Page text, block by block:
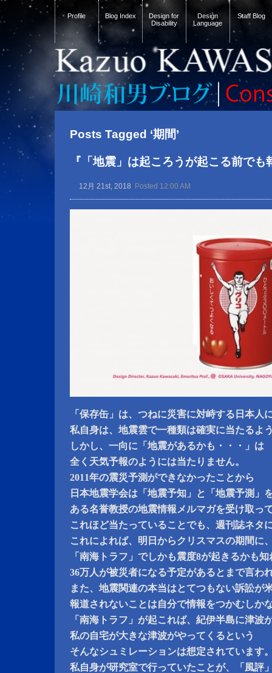
Profile Blog Index
Design for
Disability
Design
Language
Staff Blog
Posts Tagged ‘期間’
『「地震」は起ころうが起こる前でも
12月 21st, 2018 Posted 12:00 AM
「保存缶」は、つねに災害に対峙する日本人
私自身は、地震雲で一種類は確実に当たるよ
しかし、一向に「地震があるかも・・・」は
全く天気予報のようには当たりません。
2011年の震災予測ができなかったことから
日本地震学会は「地震予知」と「地震予測」
ある名誉教授の地震情報メルマガを受け取っ
これほど当たっていることでも、週刊誌ネタ
これによれば、明日からクリスマスの期間に
「南海トラフ」でしかも震度8が起きるかも
36万人が被災者になる予定があるとまで言わ
また、地震関連の本当はとてつもない訴訟が
報道されないことは自分で情報をつかむしか
「南海トラフ」が起これば、紀伊半島に津波
私の自宅が大きな津波がやってくるという
そんなシュミレーションは想定されています
私自身が研究室で行っていたことが、「風評